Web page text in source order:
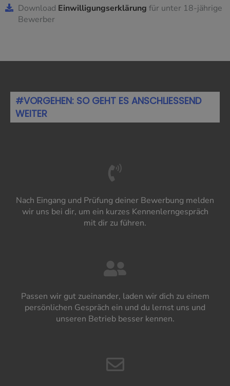
Download Einwilligungserklärung für unter 18-jährige
Bewerber
#VORGEHEN: SO GEHT ES ANSCHLIESSEND
WEITER
Nach Eingang und Prüfung deiner Bewerbung melden
wir uns bei dir, um ein kurzes Kennenlerngespräch
mit dir zu führen.
Passen wir gut zueinander, laden wir dich zu einem
persönlichen Gespräch ein und du lernst uns und
unseren Betrieb besser kennen.